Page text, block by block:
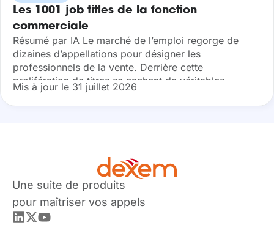
Les 1001 job titles de la fonction
commerciale
Résumé par IA Le marché de l’emploi regorge de
dizaines d’appellations pour désigner les
professionnels de la vente. Derrière cette
prolifération de titres se cachent de véritables
stratégies de recrutement et d’image de marque.
Découvrez pourquoi...
Mis à jour le 31 juillet 2026
Une suite de produits
pour maîtriser vos appels